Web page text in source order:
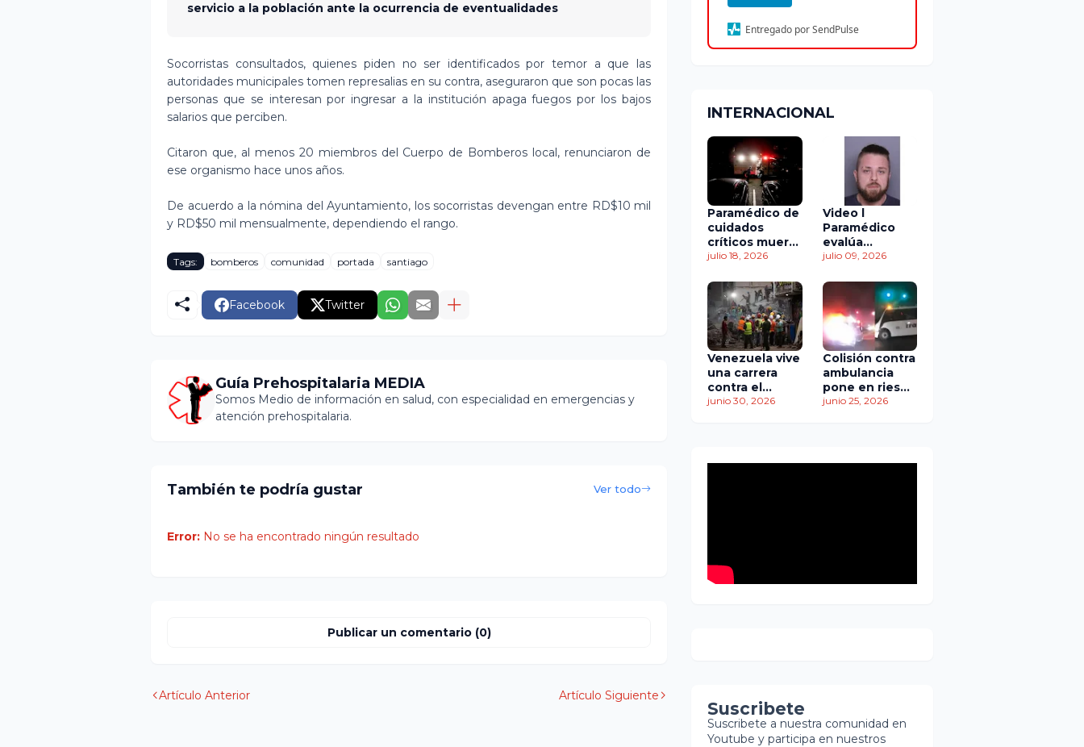
servicio a la población ante la ocurrencia de eventualidades
Socorristas consultados, quienes piden no ser identificados por temor a que las
autoridades municipales tomen represalias en su contra, aseguraron que son pocas las
personas que se interesan por ingresar a la institución apaga fuegos por los bajos
salarios que perciben.
Citaron que, al menos 20 miembros del Cuerpo de Bomberos local, renunciaron de
ese organismo hace unos años.
De acuerdo a la nómina del Ayuntamiento, los socorristas devengan entre RD$10 mil
y RD$50 mil mensualmente, dependiendo el rango.
Tags: bomberos comunidad portada santiago
Facebook Twitter
Guía Prehospitalaria MEDIA
Somos Medio de información en salud, con especialidad en emergencias y
atención prehospitalaria.
También te podría gustar Ver todo
Error: No se ha encontrado ningún resultado
Publicar un comentario (0)
Artículo Anterior Artículo Siguiente
Entregado por SendPulse
INTERNACIONAL
Paramédico de
cuidados
críticos muere
en accidente
julio 18, 2026
Video l
Paramédico
evalúa
acuerdo de
escandaloso
caso de
contaminación
con fluidos
corporales
julio 09, 2026
Venezuela vive
una carrera
contra el
tiempo: más
rescatistas
junio 30, 2026
Colisión contra
ambulancia
pone en riesgo
traslado de
junio 25, 2026
Suscribete
Suscribete a nuestra comunidad en
Youtube y participa en nuestros